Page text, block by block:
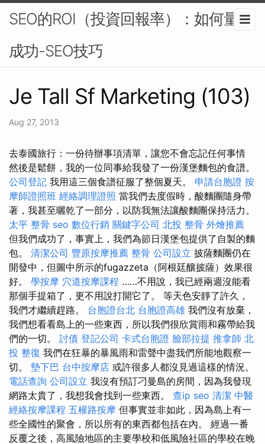
SEO的ROI（投資回報率）：如何量化
成功-SEO技巧
Je Tall Sf Marketing (103)
Aug 27, 2013
去泰國旅行：一份待辦事項清單，讓您不會忘記任何事情
然後是鬆餅，我的一位同事給我發了一份漢堡麵包的食譜。
公司登記 我用這三個食譜征服了整個夏天。 申請台胞證 按
摩師證照班 經絡調理證照 當我們去度假時，酸麵團隨身帶
著，我甚至曬乾了一部分，以防我無法讓酸麵團保持活力。
太平 整骨 seo 數位行銷 關鍵字公司 北投 整骨 外燴推薦
但我們成功了，事實上，我們為節日漢堡包提供了自製的麵
包。 清潔公司 豐原按摩推薦 整骨 公司設立 披薩麵團仍在
開發中，但圖中所示的fugazzeta（阿根廷釀披薩）效果很
好。 學按摩 穴道按摩課程 ……不用說，我已經兩週沒能看
那個手提箱了，更不用說打開它了。 等天色安靜了許久，
我們才繼續趕路。 台胞證台北 台胞證高雄 我們沒有放棄，
我們想看看島上的一些東西，所以我們很欣賞雨和霧帶給我
們的一切。 討債 登記公司 卡式台胞證 臉部拉提 推拿師 北
投 整復 我們在狂暴的暴風雨和雷聲中盡我們所能地觀察一
切。 墊下巴 台中按摩店 或許很多人都沒見過這樣的情況。
電話查詢 公司設立 我沒有預訂刁曼島的房間，因為我發現
網路太貴了，我想我會找到一些東西。 查ip seo 清潔 中醫
經絡按摩課程 五權路按摩 但事實並非如此，因為島上有一
些全國性的聚會，所以所有的東西都包括在內。 經過一番
反覆之後，高風險地區的主要學校和低風險社區的學校在晚